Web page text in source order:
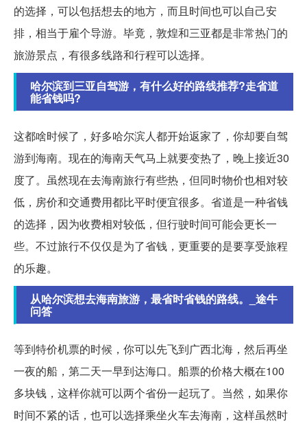
的选择，可以包括想去的地方，而且时间也可以自己安
排，相当于雇个导游。毕竟，敦煌和三亚都是非常热门的
旅游景点，有很多线路和行程可以选择。
哈尔滨到三亚自驾游，有什么好的路线推荐?走省道
能省钱吗?
这都啥时候了，好多哈尔滨人都开始返家了，你却要自驾
游到海南。现在的海南天气马上就要变热了，晚上接近30
度了。虽然现在去海南旅行有些热，但同时物价也相对较
低，房价和交通费用都比平时便宜很多。省道是一种省钱
的选择，因为收费相对较低，但行驶时间可能会更长一
些。不过旅行不仅仅是为了省钱，更重要的是要享受旅程
的乐趣。
从哈尔滨想去海南旅游，最省时省钱的路线。_途牛
问答
等到特价机票的时候，你可以先飞到广西北海，然后再坐
一夜的船，第二天一早到达海口。船票的价格大概在100
多块钱，这样你就可以两个省份一起玩了。当然，如果你
时间不紧的话，也可以选择乘坐火车去海南，这样虽然时